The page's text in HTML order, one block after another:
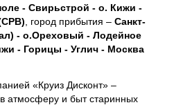
- Свирьстрой - о. Кижи -
, город прибытия – Санкт-
- о.Ореховый - Лодейное
- Горицы - Углич - Москва
«Круиз Дисконт» –
в атмосферу и быт старинных